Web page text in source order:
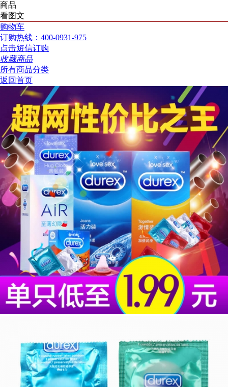
商品
看图文
购物车
订购热线：400-0931-975
点击短信订购
收藏商品
所有商品分类
返回首页